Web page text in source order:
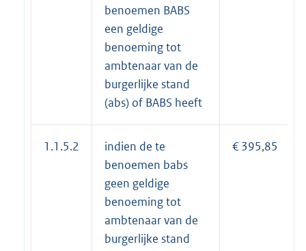
benoemen BABS
een geldige
benoeming tot
ambtenaar van de
burgerlijke stand
(abs) of BABS heeft
1.1.5.2
indien de te
benoemen babs
geen geldige
benoeming tot
ambtenaar van de
burgerlijke stand
€ 395,85